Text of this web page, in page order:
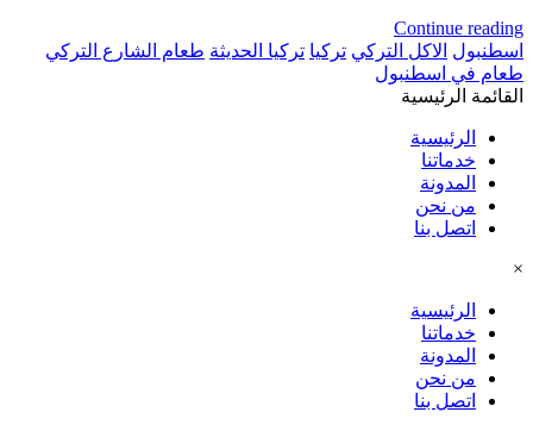
Continue reading
اسطنبول الاكل التركي تركيا تركيا الحديثة طعام الشارع التركي
طعام في اسطنبول
القائمة الرئيسية
الرئيسية
خدماتنا
المدونة
من نحن
اتصل بنا
×
الرئيسية
خدماتنا
المدونة
من نحن
اتصل بنا